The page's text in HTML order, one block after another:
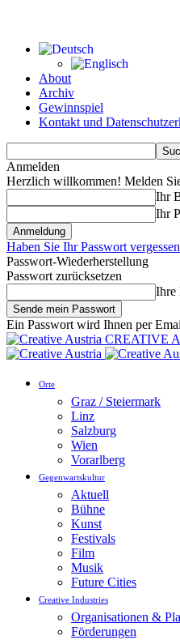
About
Archiv
Gewinnspiel
Kontakt und
Anmelden
Herzlich willkommen! Melden
Ihr
Ihr
Haben Sie Ihr Passwort
Passwort-Wiederherstellung
Passwort zurücksetzen
Ihre
Ein Passwort wird Ihnen per
CREATIVE
Orte
Graz / Steiermark
Linz
Salzburg
Wien
Vorarlberg
Gegenwartskultur
Aktuell
Bühne
Kunst
Festivals
Film
Musik
Future Cities
Creative Industries
Organisationen &
Förderungen